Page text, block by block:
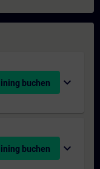
buchen expand_more
buchen expand_more